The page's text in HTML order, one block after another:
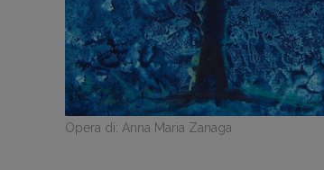
Opera di: Anna Maria Zanaga